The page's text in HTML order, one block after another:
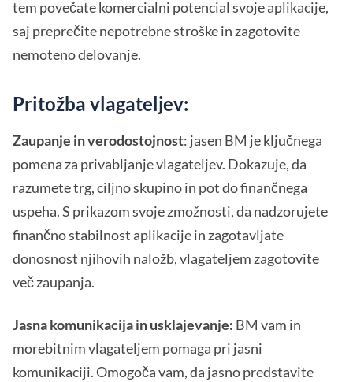
tem povečate komercialni potencial svoje aplikacije,
saj preprečite nepotrebne stroške in zagotovite
nemoteno delovanje.
Pritožba vlagateljev:
Zaupanje in verodostojnost: jasen BM je ključnega
pomena za privabljanje vlagateljev. Dokazuje, da
razumete trg, ciljno skupino in pot do finančnega
uspeha. S prikazom svoje zmožnosti, da nadzorujete
finančno stabilnost aplikacije in zagotavljate
donosnost njihovih naložb, vlagateljem zagotovite
več zaupanja.
Jasna komunikacija in usklajevanje: BM vam in
morebitnim vlagateljem pomaga pri jasni
komunikaciji. Omogoča vam, da jasno predstavite